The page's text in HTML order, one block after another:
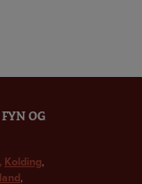
OG
Kolding,
,